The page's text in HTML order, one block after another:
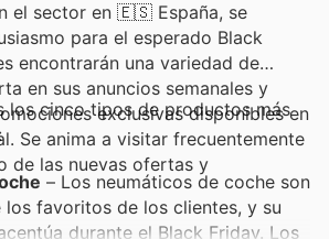
que la calidad sea más
el sector en 🇪🇸 España, se
para el esperado Black
encontrarán una variedad de
en sus anuncios semanales y
exclusivas disponibles en
Se anima a visitar frecuentemente
de las nuevas ofertas y
los cinco tipos de productos más
– Los neumáticos de coche son
los favoritos de los clientes, y su
durante el Black Friday. Los